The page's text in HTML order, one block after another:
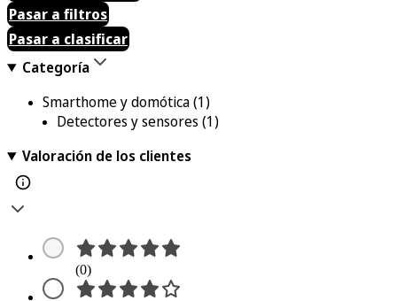
Pasar a filtros
Pasar a clasificar
Categoría
Smarthome y domótica(1)
Detectores y sensores (1)
Valoración de los clientes
(0)